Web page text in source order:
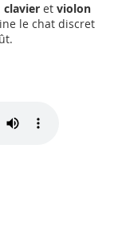
clavier et violon
le chat discret